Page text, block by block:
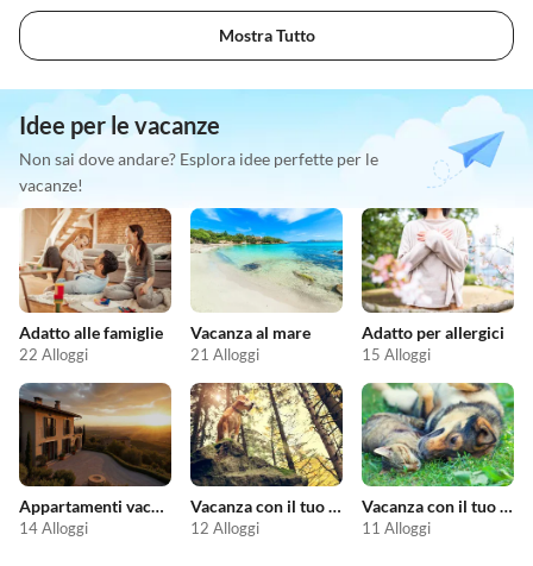
Mostra Tutto
Idee per le vacanze
Non sai dove andare? Esplora idee perfette per le
vacanze!
Adatto alle famiglie
22 Alloggi
Vacanza al mare
21 Alloggi
Adatto per allergici
15 Alloggi
Appartamenti vacanze economici
14 Alloggi
Vacanza con il tuo cane
12 Alloggi
Vacanza con il tuo animale domestico
11 Alloggi